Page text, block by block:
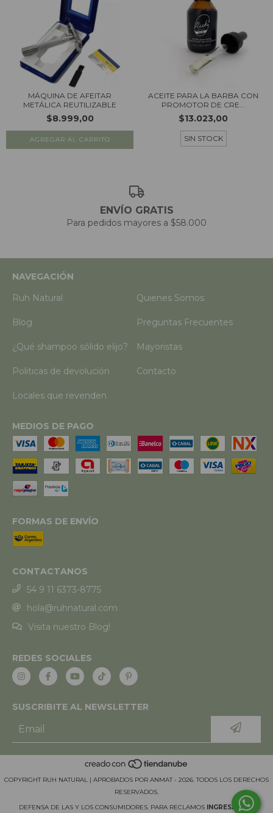
MÁQUINA DE AFEITAR
METÁLICA REUTILIZABLE
$8.999,00
AGREGAR AL CARRITO
ACEITE PARA LA BARBA CON
PROMOTOR DE CRE...
$13.023,00
SIN STOCK
ENVÍO GRATIS
Para pedidos mayores a $58.000
NAVEGACIÓN
Ruh Natural
Quienes Somos
Blog Preguntas Frecuentes
¿Qué shampoo sólido elijo? Mayoristas
Politicas de devolución Contacto
Locales que revenden
MEDIOS DE PAGO
FORMAS DE ENVÍO
CONTACTANOS
54 9 11 6373-8775
hola@ruhnatural.com
Visita nuestro Blog!
REDES SOCIALES
SUSCRIBITE AL NEWSLETTER
COPYRIGHT RUH NATURAL | APROBADOS POR ANMAT - 2026. TODOS LOS DERECHOS
RESERVADOS.
DEFENSA DE LAS Y LOS CONSUMIDORES. PARA RECLAMOS
INGRESÁ ACÁ.